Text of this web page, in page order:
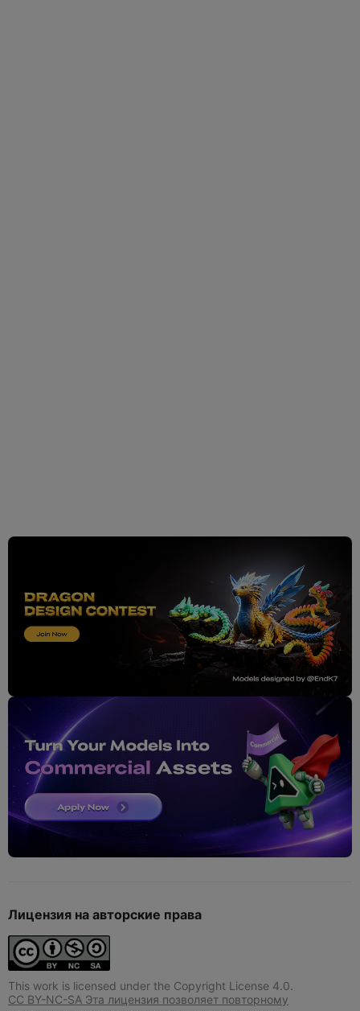
Лицензия на авторские права
This work is licensed under the Copyright License 4.0.
CC BY-NC-SA Эта лицензия позволяет повторному